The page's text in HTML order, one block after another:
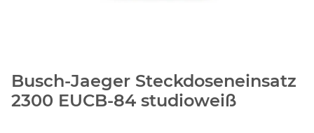
Busch-Jaeger Steckdoseneinsatz
2300 EUCB-84 studioweiß